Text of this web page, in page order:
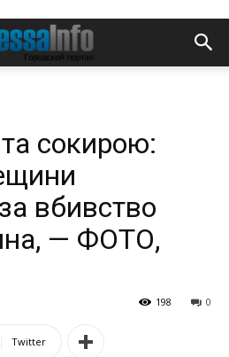
сокирою:
вбивство
— ФОТО,
0
198
Twitter